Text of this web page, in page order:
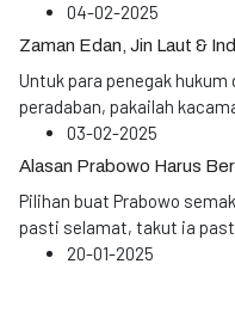
04-02-2025
Zaman Edan, Jin Laut &
Untuk para penegak
peradaban, pakailah
03-02-2025
Alasan Prabowo Harus
Pilihan buat Prabowo
pasti selamat, takut ia
20-01-2025